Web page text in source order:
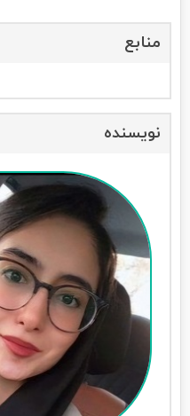
منابع
نویسنده